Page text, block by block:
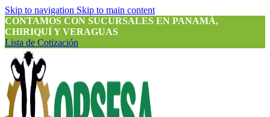
Skip to navigation Skip to main content
CONTAMOS CON SUCURSALES EN PANAMÁ,
CHIRIQUÍ Y VERAGUAS
Lista de Cotización